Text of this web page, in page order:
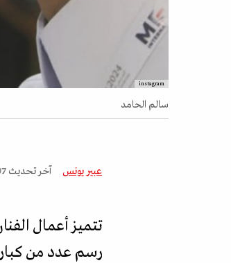
instagram
سالم الحامد
عبير يونس آخر تحديث 07
تتميز أعمال
رسم عدد من كبار